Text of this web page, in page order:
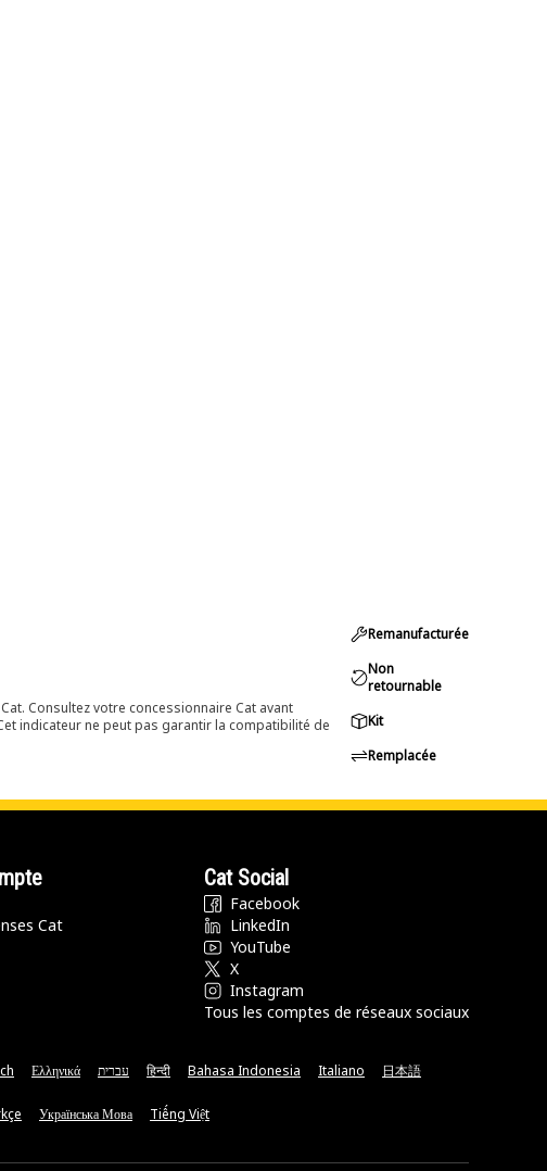
Consultez votre concessionnaire Cat avant
indicateur ne peut pas garantir la compatibilité de
Remanufacturée
Non
retournable
Kit
Remplacée
Cat
Cat Social
Facebook
LinkedIn
YouTube
X
Instagram
Tous les comptes de réseaux sociaux
Ελληνικά עברית हिन्दी Bahasa Indonesia Italiano 日本語
Українська Мова Tiếng Việt